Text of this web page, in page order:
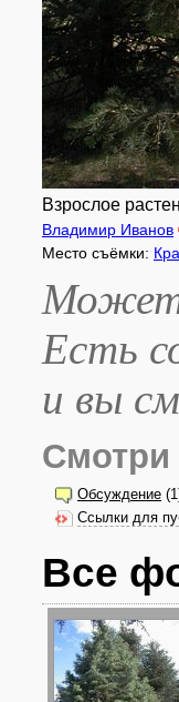
Взрослое
Владимир Иванов
Место съёмки:
Есть
и вы
Смотри
Обсуждение
Ссылки для
Все